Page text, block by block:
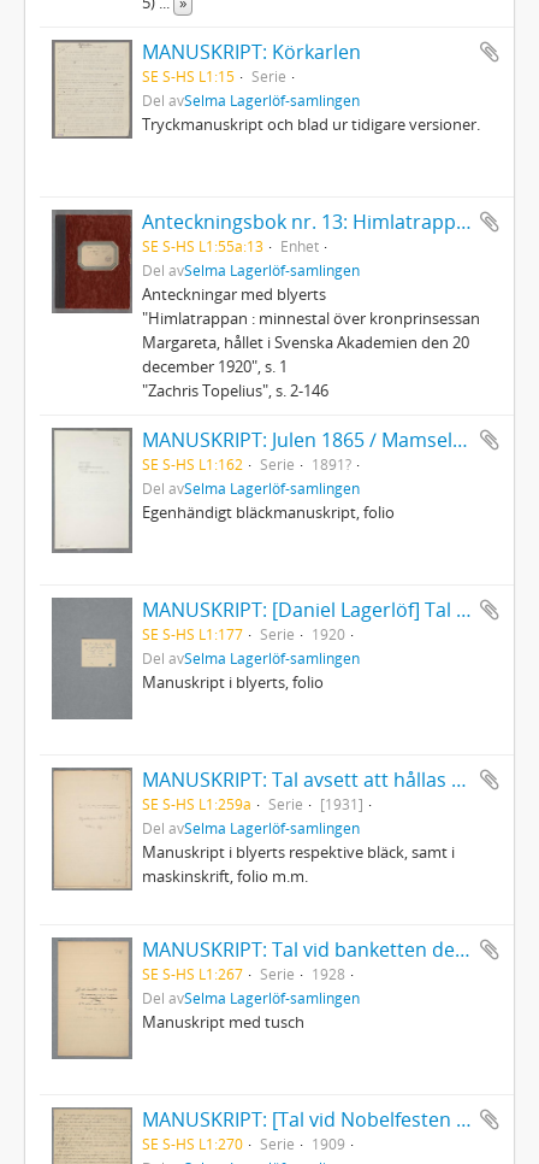
MANUSKRIPT: Körkarlen
SE S-HS L1:15
Serie
Del avSelma Lagerlöf-samlingen
Tryckmanuskript och blad ur tidigare versioner.
Anteckningsbok nr. 13: Himlatrappan m.m.
SE S-HS L1:55a:13
Enhet
Del avSelma Lagerlöf-samlingen
Anteckningar med blyerts
"Himlatrappan : minnestal över kronprinsessan
Margareta, hållet i Svenska Akademien den 20
december 1920", s. 1
"Zachris Topelius", s. 2-146
MANUSKRIPT: Julen 1865 / Mamsell Fredrika. En julhistoria
SE S-HS L1:162 Serie
1891?
Del avSelma Lagerlöf-samlingen
Egenhändigt bläckmanuskript, folio
MANUSKRIPT: [Daniel Lagerlöf] Tal på sjuttioårsdagen
SE S-HS L1:177 Serie
1920
Del avSelma Lagerlöf-samlingen
Manuskript i blyerts, folio
MANUSKRIPT: Tal avsett att hållas vid en författarkongress i Lübeck (på svenska och på tyska)
SE S-HS L1:259a Serie
[1931]
Del avSelma Lagerlöf-samlingen
Manuskript i blyerts respektive bläck, samt i
maskinskrift, folio m.m.
MANUSKRIPT: Tal vid banketten den 20 november 1928
SE S-HS L1:267 Serie
1928
Del avSelma Lagerlöf-samlingen
Manuskript med tusch
MANUSKRIPT: [Tal vid Nobelfesten 10 december 1909]
SE S-HS L1:270 Serie
1909